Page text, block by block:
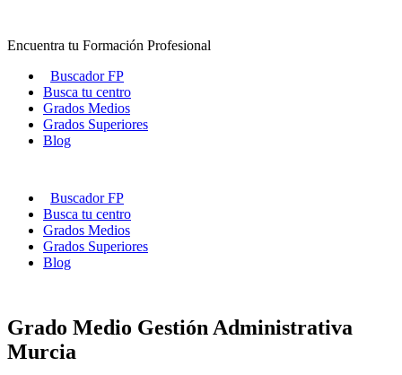
contenido
Encuentra tu Formación Profesional
Buscador FP
Busca tu centro
Grados Medios
Grados Superiores
Blog
Buscador FP
Busca tu centro
Grados Medios
Grados Superiores
Blog
Grado Medio Gestión Administrativa
Murcia